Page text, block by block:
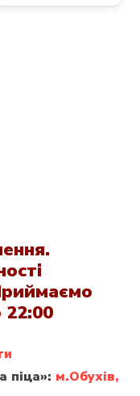
22:00
піца»: м.Обухів,